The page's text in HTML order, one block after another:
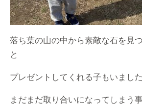
落ち葉の山の中から素敵な石を見
と
プレゼントしてくれる子もいました
まだまだ取り合いになってしまう